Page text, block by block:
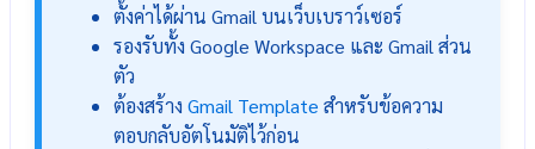
ตั้งค่าได้ผ่าน Gmail บนเว็บเบราว์เซอร์
รองรับทั้ง Google Workspace และ Gmail ส่วน
ตัว
ต้องสร้าง Gmail Template สำหรับข้อความ
ตอบกลับอัตโนมัติไว้ก่อน